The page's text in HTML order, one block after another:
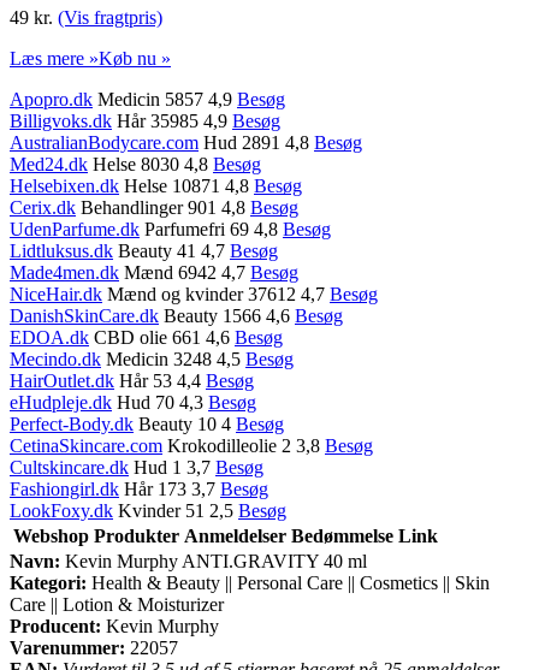
49 kr. (Vis fragtpris)
Læs mere »Køb nu »
Apopro.dk Medicin 5857 4,9 Besøg
Billigvoks.dk Hår 35985 4,9 Besøg
AustralianBodycare.com Hud 2891 4,8 Besøg
Med24.dk Helse 8030 4,8 Besøg
Helsebixen.dk Helse 10871 4,8 Besøg
Cerix.dk Behandlinger 901 4,8 Besøg
UdenParfume.dk Parfumefri 69 4,8 Besøg
Lidtluksus.dk Beauty 41 4,7 Besøg
Made4men.dk Mænd 6942 4,7 Besøg
NiceHair.dk Mænd og kvinder 37612 4,7 Besøg
DanishSkinCare.dk Beauty 1566 4,6 Besøg
EDOA.dk CBD olie 661 4,6 Besøg
Mecindo.dk Medicin 3248 4,5 Besøg
HairOutlet.dk Hår 53 4,4 Besøg
eHudpleje.dk Hud 70 4,3 Besøg
Perfect-Body.dk Beauty 10 4 Besøg
CetinaSkincare.com Krokodilleolie 2 3,8 Besøg
Cultskincare.dk Hud 1 3,7 Besøg
Fashiongirl.dk Hår 173 3,7 Besøg
LookFoxy.dk Kvinder 51 2,5 Besøg
Webshop Produkter Anmeldelser Bedømmelse Link
Navn: Kevin Murphy ANTI.GRAVITY 40 ml
Kategori: Health & Beauty || Personal Care || Cosmetics || Skin
Care || Lotion & Moisturizer
Producent: Kevin Murphy
Varenummer: 22057